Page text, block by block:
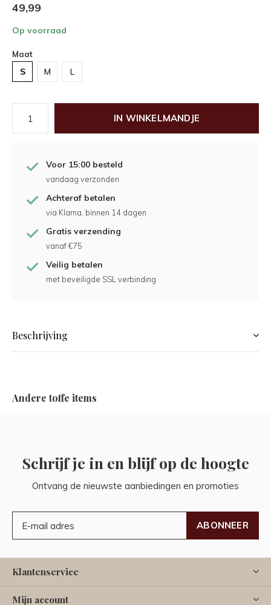
49,99
Op voorraad
Maat
S M L
IN WINKELMANDJE
Voor 15:00 besteld
vandaag verzonden
Achteraf betalen
via Klarna, binnen 14 dagen
Gratis verzending
vanaf €75
Veilig betalen
met beveiligde SSL verbinding
Beschrijving
Andere toffe items
Schrijf je in en blijf op de hoogte
Ontvang de nieuwste aanbiedingen en promoties
ABONNEER
Klantenservice
Mijn account